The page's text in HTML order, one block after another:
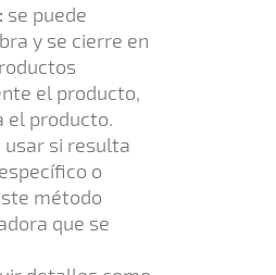
se puede
y se cierre en
el producto,
el producto.
si resulta
o
método
que se